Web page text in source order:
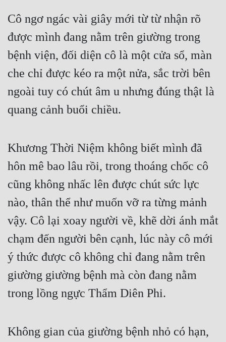
Cô ngơ ngác vài giây mới từ từ nhận rõ
được mình đang nằm trên giường trong
bệnh viện, đối diện cô là một cửa sổ, màn
che chỉ được kéo ra một nửa, sắc trời bên
ngoài tuy có chút âm u nhưng đúng thật là
quang cảnh buổi chiều.
Khương Thời Niệm không biết mình đã
hôn mê bao lâu rồi, trong thoáng chốc cô
cũng không nhấc lên được chút sức lực
nào, thân thể như muốn vỡ ra từng mảnh
vậy. Cô lại xoay người về, khẽ dời ánh mắt
chạm đến người bên cạnh, lúc này cô mới
ý thức được cô không chỉ đang nằm trên
giường giường bệnh mà còn đang nằm
trong lồng ngực Thẩm Diên Phi.
Không gian của giường bệnh nhỏ có hạn,